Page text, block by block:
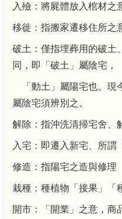
入殮：將屍體放入棺材之
移徙：指搬家遷移住所之
破土：僅指埋葬用的破土
同，即「破土」屬陰宅，
「動土」屬陽宅也。現
屬陰宅須辨別之。
解除：指沖洗清掃宅舍、
入宅：即遷入新宅、所謂
修造：指陽宅之造與修理
栽種：種植物「接果」「
開市：「開業」之意，商